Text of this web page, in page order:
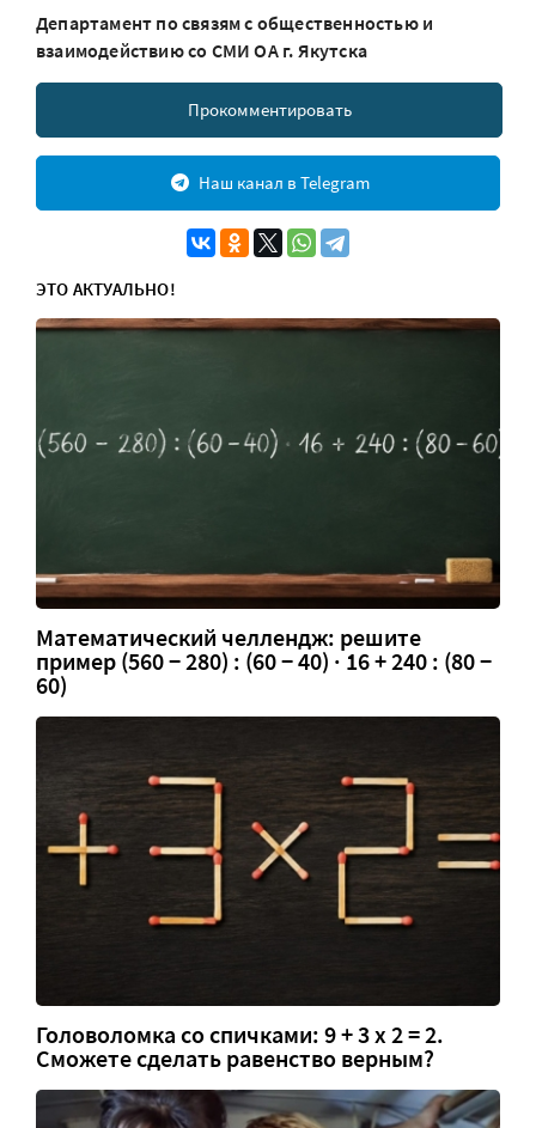
Департамент по связям с общественностью и
взаимодействию со СМИ ОА г. Якутска
Прокомментировать
Наш канал в Telegram
ЭТО АКТУАЛЬНО!
Математический челлендж: решите
пример (560 − 280) : (60 − 40) · 16 + 240 : (80 −
60)
Головоломка со спичками: 9 + 3 х 2 = 2.
Сможете сделать равенство верным?